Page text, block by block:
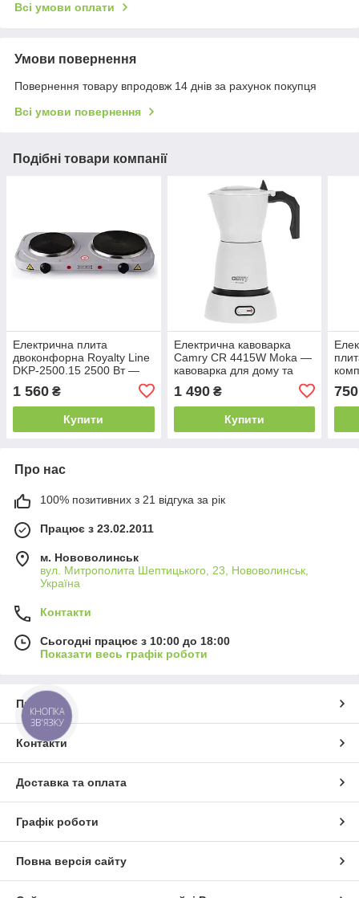
Всі умови оплати
Умови повернення
Повернення товару впродовж 14 днів за рахунок покупця
Всі умови повернення
Подібні товари компанії
Електрична плита
двоконфорна Royalty Line
DKP-2500.15 2500 Вт —
для дому та дачі
1 560 ₴
Купити
Електрична кавоварка
Camry CR 4415W Moka —
кавоварка для дому та
1 490₴
Купити
750
Про нас
100% позитивних з 21 відгука за рік
Працює з 23.02.2011
м. Нововолинськ
вул. Митрополита Шептицького, 23, Нововолинськ,
Україна
Контакти
Сьогодні працює з 10:00 до 18:00
Показати весь графік роботи
Про нас
Контакти
Доставка та оплата
Графік роботи
Повна версія сайту
КНОПКА
ЗВ'ЯЗКУ